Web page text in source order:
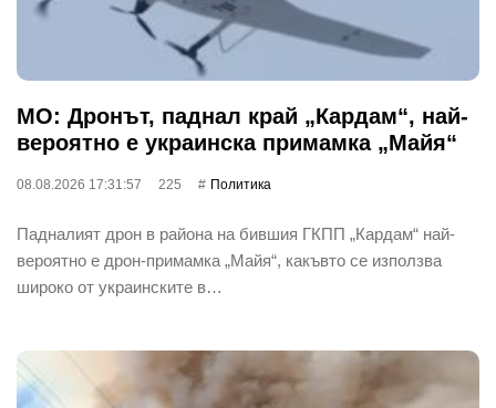
МО: Дронът, паднал край „Кардам“, най-
вероятно е украинска примамка „Майя“
08.08.2026 17:31:57 225 Политика
Падналият дрон в района на бившия ГКПП „Кардам“ най-
вероятно е дрон-примамка „Майя“, какъвто се използва
широко от украинските в…